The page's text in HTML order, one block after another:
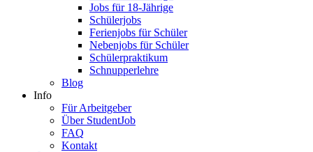
Jobs für 18-Jährige
Schülerjobs
Ferienjobs für Schüler
Nebenjobs für Schüler
Schülerpraktikum
Schnupperlehre
Blog
Info
Für Arbeitgeber
Über StudentJob
FAQ
Kontakt